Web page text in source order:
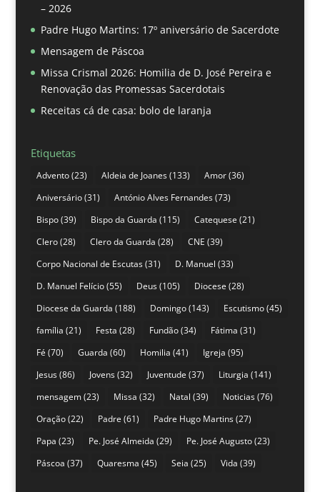
– 2026
Padre Hugo Martins: 17º aniversário de Sacerdote
Mensagem de Páscoa
Missa Crismal 2026: Homilia de D. José Pereira e
Renovação das Promessas Sacerdotais
Receitas cá de casa: bolo de laranja
Etiquetas
Advento(23) Aldeia de Joanes(133) Amor(36)
Aniversário(31) António Alves Fernandes(73)
Bispo(39) Bispo da Guarda (115) Catequese (21)
Clero(28) Clero da Guarda (28) CNE (39)
Corpo Nacional de Escutas(31) D. Manuel (33)
D. Manuel Felício(55) Deus(105) Diocese (28)
Diocese da Guarda (188) Domingo(143) Escutismo(45)
família (21) Festa (28) Fundão(34) Fátima (31)
Fé (70) Guarda (60) Homilia (41) Igreja (95)
Jesus(86) Jovens(32) Juventude (37) Liturgia (141)
mensagem(23) Missa (32) Natal (39) Noticias(76)
Oração(22) Padre (61) Padre Hugo Martins(27)
Papa (23) Pe. José Almeida (29) Pe. José Augusto(23)
Páscoa (37) Quaresma (45) Seia (25) Vida (39)